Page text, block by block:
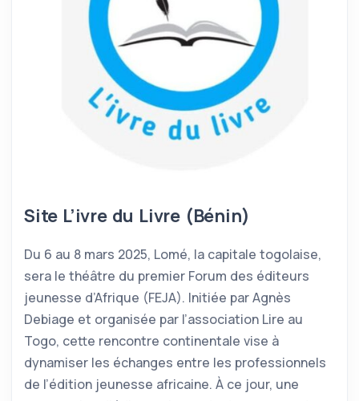
Site L’ivre du Livre (Bénin)
Du 6 au 8 mars 2025, Lomé, la capitale togolaise,
sera le théâtre du premier Forum des éditeurs
jeunesse d’Afrique (FEJA). Initiée par Agnès
Debiage et organisée par l’association Lire au
Togo, cette rencontre continentale vise à
dynamiser les échanges entre les professionnels
de l’édition jeunesse africaine. À ce jour, une